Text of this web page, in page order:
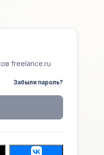
freelance.ru
Забыли пароль?